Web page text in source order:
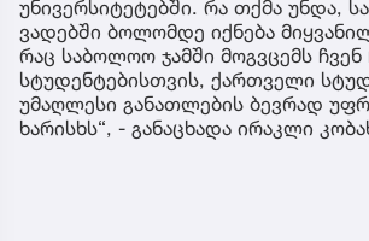
უნივერსიტეტებში. რა თქმა უნდა,
ვადებში ბოლომდე იქნება
რაც საბოლოო ჯამში მოგვცემს ჩვენ
სტუდენტებისთვის, ქართველი
უმაღლესი განათლების ბევრად
ხარისხს“, - განაცხადა ირაკლი